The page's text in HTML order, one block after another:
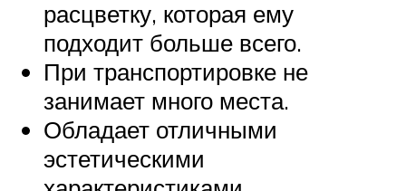
расцветку, которая ему
подходит больше всего.
При транспортировке не
занимает много места.
Обладает отличными
эстетическими